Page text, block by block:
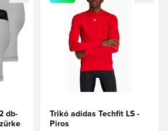
db-
Trikó adidas Techfit LS -
Piros